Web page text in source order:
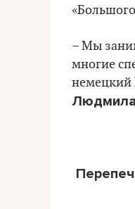
– Мы
многие
немецкий